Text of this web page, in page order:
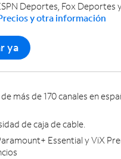
Deportes, Fox Deportes
y otra información
ya
más de 170 canales en
de caja de cable.
Essential y ViX